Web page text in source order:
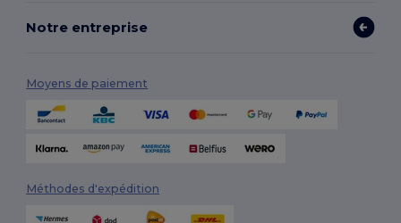
Notre entreprise
Moyens de paiement
Méthodes d'expédition